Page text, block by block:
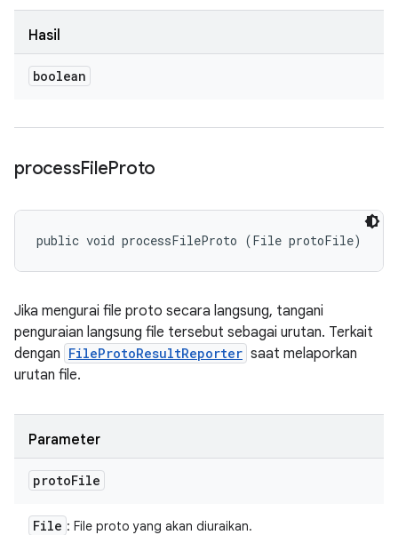
Hasil
boolean
processFileProto
public void processFileProto (File protoFile)
Jika mengurai file proto secara langsung, tangani
penguraian langsung file tersebut sebagai urutan. Terkait
dengan FileProtoResultReporter saat melaporkan
urutan file.
Parameter
protoFile
File : File proto yang akan diuraikan.